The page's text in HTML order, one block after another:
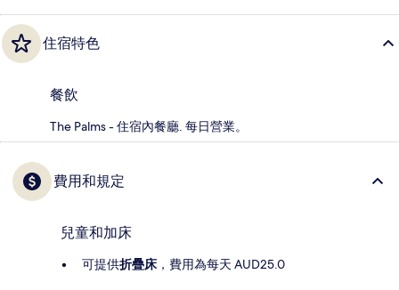
住宿特色
餐飲
The Palms - 住宿內餐廳. 每日營業。
費用和規定
兒童和加床
可提供折疊床 ，費用為每天 AUD25.0